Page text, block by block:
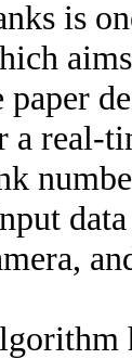
is
paper
a real-